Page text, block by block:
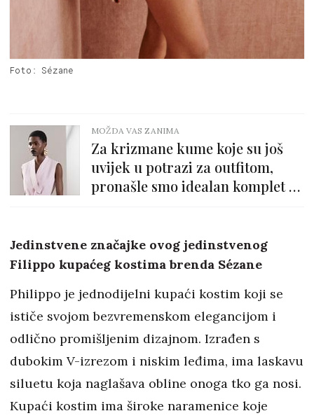
Foto: Sézane
MOŽDA VAS ZANIMA
Za krizmane kume koje su još
uvijek u potrazi za outfitom,
pronašle smo idealan komplet u
Jedinstvene značajke ovog jedinstvenog
Filippo kupaćeg kostima brenda Sézane
Philippo je jednodijelni kupaći kostim koji se
ističe svojom bezvremenskom elegancijom i
odlično promišljenim dizajnom. Izrađen s
dubokim V-izrezom i niskim leđima, ima laskavu
siluetu koja naglašava obline onoga tko ga nosi.
Kupaći kostim ima široke naramenice koje